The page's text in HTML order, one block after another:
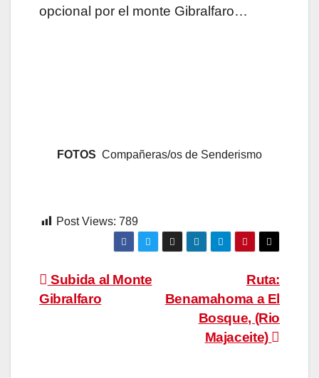
opcional por el monte Gibralfaro…
FOTOS Compañeras/os de Senderismo
Post Views: 789
Navegación
de
Ruta:
Benamahoma a El
Bosque, (Rio
Majaceite)
Subida al Monte
Gibralfaro